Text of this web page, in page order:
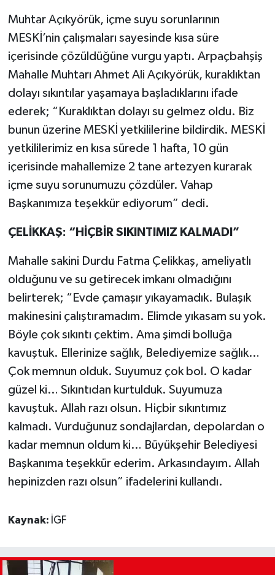
Muhtar Açıkyörük, içme suyu sorunlarının
MESKİ’nin çalışmaları sayesinde kısa süre
içerisinde çözüldüğüne vurgu yaptı. Arpaçbahşiş
Mahalle Muhtarı Ahmet Ali Açıkyörük, kuraklıktan
dolayı sıkıntılar yaşamaya başladıklarını ifade
ederek; “Kuraklıktan dolayı su gelmez oldu. Biz
bunun üzerine MESKİ yetkililerine bildirdik. MESKİ
yetkililerimiz en kısa sürede 1 hafta, 10 gün
içerisinde mahallemize 2 tane artezyen kurarak
içme suyu sorunumuzu çözdüler. Vahap
Başkanımıza teşekkür ediyorum” dedi.
ÇELİKKAŞ: “HİÇBİR SIKINTIMIZ KALMADI”
Mahalle sakini Durdu Fatma Çelikkaş, ameliyatlı
olduğunu ve su getirecek imkanı olmadığını
belirterek; “Evde çamaşır yıkayamadık. Bulaşık
makinesini çalıştıramadım. Elimde yıkasam su yok.
Böyle çok sıkıntı çektim. Ama şimdi bolluğa
kavuştuk. Ellerinize sağlık, Belediyemize sağlık…
Çok memnun olduk. Suyumuz çok bol. O kadar
güzel ki… Sıkıntıdan kurtulduk. Suyumuza
kavuştuk. Allah razı olsun. Hiçbir sıkıntımız
kalmadı. Vurduğunuz sondajlardan, depolardan o
kadar memnun oldum ki… Büyükşehir Belediyesi
Başkanıma teşekkür ederim. Arkasındayım. Allah
hepinizden razı olsun” ifadelerini kullandı.
Kaynak: İGF